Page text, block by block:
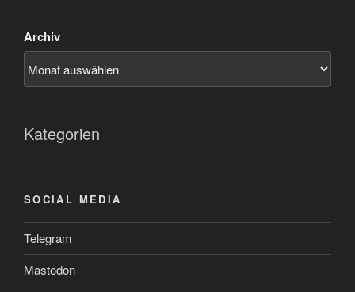
Archiv
Kategorien
SOCIAL MEDIA
Telegram
Mastodon